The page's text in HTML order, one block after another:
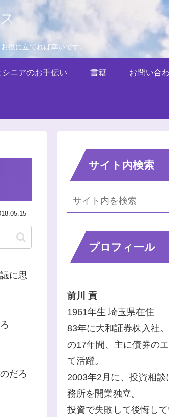
役に立てれば幸いです。
シニアのお手伝い 書籍 お問い合
に思
だろ
サイト内検索
プロフィール
前川 貢
1961年生 埼玉県在住
83年に大和証券株入社
の17年間、主に債券の
て活躍。
2003年2月に、投資相
務所を開業独立。
投資で失敗して後悔し